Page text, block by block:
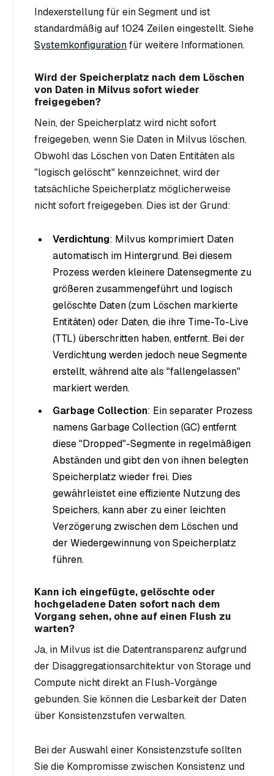
Indexerstellung für ein Segment und ist
standardmäßig auf 1024 Zeilen eingestellt. Siehe
Systemkonfigurationfür weitere Informationen.
Wird der Speicherplatz nach dem Löschen
von Daten in Milvus sofort wieder
freigegeben?
Nein, der Speicherplatz wird nicht sofort
freigegeben, wenn Sie Daten in Milvus löschen.
Obwohl das Löschen von Daten Entitäten als
"logisch gelöscht" kennzeichnet, wird der
tatsächliche Speicherplatz möglicherweise
nicht sofort freigegeben. Dies ist der Grund:
Verdichtung: Milvus komprimiert Daten
automatisch im Hintergrund. Bei diesem
Prozess werden kleinere Datensegmente zu
größeren zusammengeführt und logisch
gelöschte Daten (zum Löschen markierte
Entitäten) oder Daten, die ihre Time-To-Live
(TTL) überschritten haben, entfernt. Bei der
Verdichtung werden jedoch neue Segmente
erstellt, während alte als "fallengelassen"
markiert werden.
Garbage Collection: Ein separater Prozess
namens Garbage Collection (GC) entfernt
diese "Dropped"-Segmente in regelmäßigen
Abständen und gibt den von ihnen belegten
Speicherplatz wieder frei. Dies
gewährleistet eine effiziente Nutzung des
Speichers, kann aber zu einer leichten
Verzögerung zwischen dem Löschen und
der Wiedergewinnung von Speicherplatz
führen.
Kann ich eingefügte, gelöschte oder
hochgeladene Daten sofort nach dem
Vorgang sehen, ohne auf einen Flush zu
warten?
Ja, in Milvus ist die Datentransparenz aufgrund
der Disaggregationsarchitektur von Storage und
Compute nicht direkt an Flush-Vorgänge
gebunden. Sie können die Lesbarkeit der Daten
über Konsistenzstufen verwalten.
Bei der Auswahl einer Konsistenzstufe sollten
Sie die Kompromisse zwischen Konsistenz und